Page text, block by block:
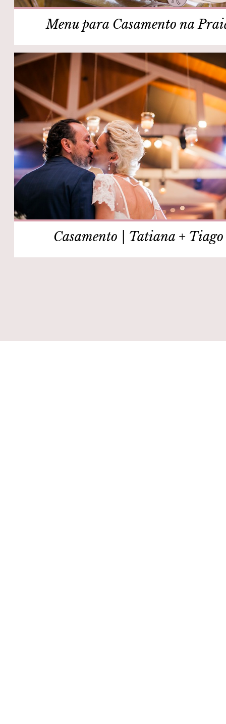
Menu para Casamento na
Casamento | Tatiana + Tiago